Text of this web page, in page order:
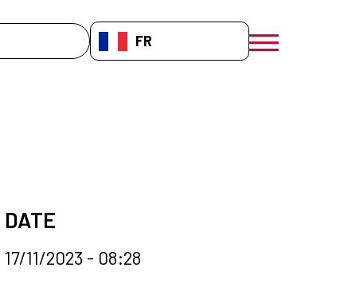
FR-FR
menú móvil
DATE
17/11/2023 - 08:28